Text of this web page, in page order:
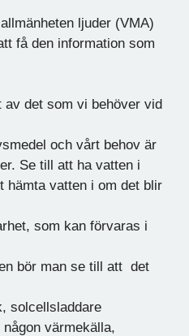
ljuder (VMA)
få den information som
det som vi behöver vid
och vårt behov är
Se till att ha vatten i
hämta vatten i om det blir
som kan förvaras i
bör man se till att det
solcellsladdare
värmekälla,